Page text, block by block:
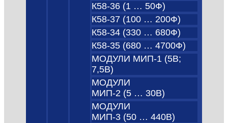
К58-36 (1 … 50Ф)
К58-37 (100 … 200Ф)
К58-34 (330 … 680Ф)
К58-35 (680 … 4700Ф)
МОДУЛИ МИП-1 (5В;
7,5B)
МОДУЛИ
МИП-2 (5 … 30В)
МОДУЛИ
МИП-3 (50 … 440В)